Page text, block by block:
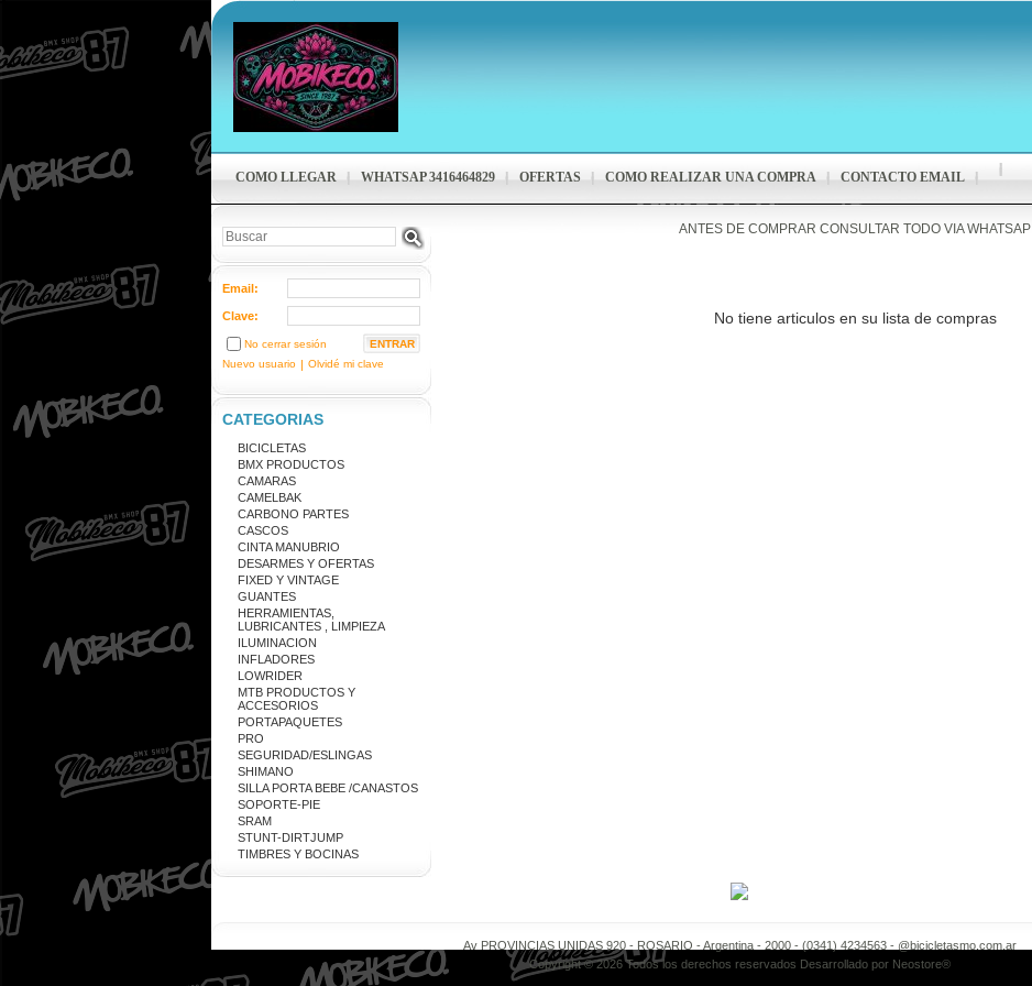
COMO LLEGAR WHATSAP 3416464829 OFERTAS COMO REALIZAR UNA COMPRA CONTACTO EMAIL
Email:
Clave:
No cerrar sesión
Nuevo usuario | Olvidé mi clave
CATEGORIAS
BICICLETAS
BMX PRODUCTOS
CAMARAS
CAMELBAK
CARBONO PARTES
CASCOS
CINTA MANUBRIO
DESARMES Y OFERTAS
FIXED Y VINTAGE
GUANTES
HERRAMIENTAS,
LUBRICANTES , LIMPIEZA
ILUMINACION
INFLADORES
LOWRIDER
MTB PRODUCTOS Y
ACCESORIOS
PORTAPAQUETES
PRO
SEGURIDAD/ESLINGAS
SHIMANO
SILLA PORTA BEBE /CANASTOS
SOPORTE-PIE
SRAM
STUNT-DIRTJUMP
TIMBRES Y BOCINAS
ANTES DE COMPRAR CONSULTAR TODO VIA WHATSAP
No tiene articulos en su lista de compras
Av PROVINCIAS UNIDAS 920 - ROSARIO - Argentina - 2000 - (0341) 4234563 - @bicicletasmo.com.ar
Copyright © 2026 Todos los derechos reservados Desarrollado por Neostore®